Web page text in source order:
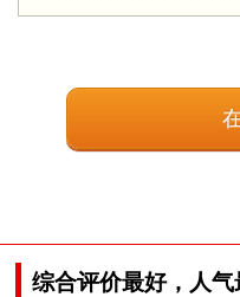
综合评价最好，人